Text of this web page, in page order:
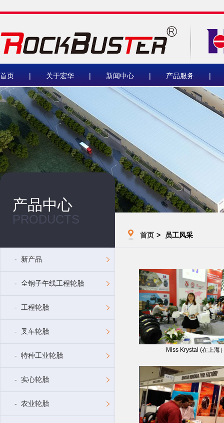
首页 | 关于宏华 | 新闻中心 | 产品服务 |
产品中心
PRODUCTS
- 新产品
- 全钢子午线工程轮胎
- 工程轮胎
- 叉车轮胎
- 特种工业轮胎
- 实心轮胎
- 农业轮胎
首页 > 员工风采
Miss Krystal (在上海